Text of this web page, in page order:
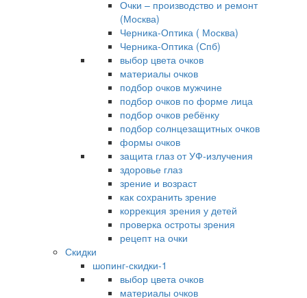
Очки – производство и ремонт
(Москва)
Черника-Оптика ( Москва)
Черника-Оптика (Спб)
выбор цвета очков
материалы очков
подбор очков мужчине
подбор очков по форме лица
подбор очков ребёнку
подбор солнцезащитных очков
формы очков
защита глаз от УФ-излучения
здоровье глаз
зрение и возраст
как сохранить зрение
коррекция зрения у детей
проверка остроты зрения
рецепт на очки
Скидки
шопинг-скидки-1
выбор цвета очков
материалы очков